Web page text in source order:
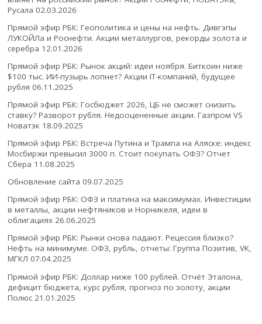
Русала 02.03.2026
Прямой эфир РБК: Геополитика и цены на нефть. Дивгэпы
ЛУКОЙЛа и Роснефти. Акции металлургов, рекорды золота и
серебра 12.01.2026
Прямой эфир РБК: Рынок акций: идеи ноября. Биткоин ниже
$100 тыс. ИИ-пузырь лопнет? Акции IT-компаний, будущее
рубля 06.11.2025
Прямой эфир РБК: Госбюджет 2026, ЦБ не сможет снизить
ставку? Разворот рубля. Недооцененные акции. Газпром VS
Новатэк 18.09.2025
Прямой эфир РБК: Встреча Путина и Трампа на Аляске: индекс
Мосбиржи превысил 3000 п. Стоит покупать ОФЗ? Отчет
Сбера 11.08.2025
Обновление сайта 09.07.2025
Прямой эфир РБК: ОФЗ и платина на максимумах. Инвестиции
в металлы, акции нефтяников и Норникеля, идеи в
облигациях 26.06.2025
Прямой эфир РБК: Рынки снова падают. Рецессия близко?
Нефть на минимуме. ОФЗ, рубль, отчеты: Группа Позитив, VK,
МГКЛ 07.04.2025
Прямой эфир РБК: Доллар ниже 100 рублей. Отчёт Эталона,
дефицит бюджета, курс рубля, прогноз по золоту, акции
Полюс 21.01.2025